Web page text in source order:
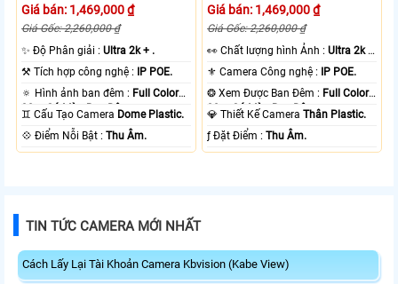
Giá bán: 1,469,000 ₫
Giá Gốc: 2,260,000 ₫
✨ Độ Phân giải :Ultra 2k + .
⚒ Tích hợp công nghệ :
IP POE.
🔅 Hình ảnh ban đêm : Full Color
30m Có Màu Ban Ðêm.
♊ Cấu Tạo Camera Dome Plastic.
️💠 Điểm Nỗi Bật :Thu Âm.
Giá bán: 1,469,000 ₫
Giá Gốc: 2,260,000 ₫
️👀 Chất lượng hình Ảnh :Ultra 2k +
⚜️ Camera Công nghệ :
IP POE.
❂ Xem Được Ban Đêm : Full Color
30m Có Màu Ban Ðêm.
💎 Thiết Kế CameraThân Plastic.
️ƒ Đặt Điểm :Thu Âm.
TIN TỨC CAMERA MỚI NHẤT
Cách Lấy Lại Tài Khoản Camera Kbvision (Kabe View)